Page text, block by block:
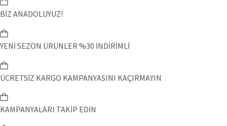
BİZ ANADOLUYUZ!
YENİ SEZON ÜRÜNLER %30 İNDİRİMLİ
ÜCRETSİZ KARGO KAMPANYASINI KAÇIRMAYIN
KAMPANYALARI TAKİP EDİN